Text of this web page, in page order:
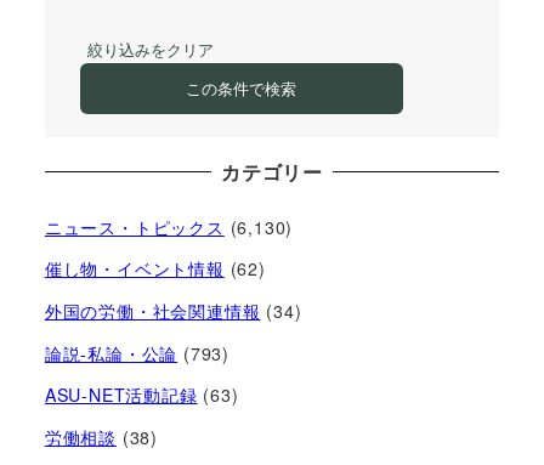
絞り込みをクリア
この条件で検索
カテゴリー
ニュース・トピックス (6,130)
催し物・イベント情報 (62)
外国の労働・社会関連情報 (34)
論説-私論・公論 (793)
ASU-NET活動記録 (63)
労働相談 (38)